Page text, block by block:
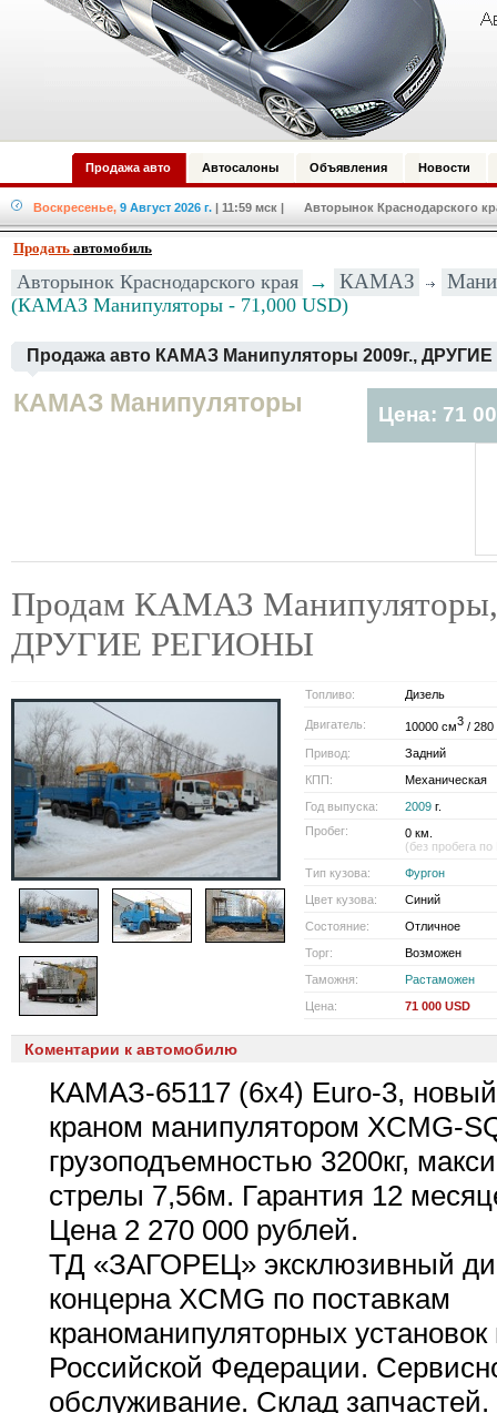
Продажа авто Автосалоны Объявления Новости
Воскресенье, 9 Август 2026 г. | 11:59 мск | Авторынок Краснодарского
Продать автомобиль
Авторынок Краснодарского края → КАМАЗ
(КАМАЗ Манипуляторы - 71,000 USD)
Продажа авто КАМАЗ Манипуляторы 2009г.,
КАМАЗ Манипуляторы Цена: 71
Продам КАМАЗ Манипуляторы,
ДРУГИЕ РЕГИОНЫ
Топливо: Дизель
Двигатель: 10000 см3 / 280
Привод:
Задний
КПП:
Механическая
Год выпуска:
2009 г.
Пробег:
0 км.
(без пробега
Тип кузова:
Фургон
Цвет кузова:
Синий
Состояние:
Отличное
Торг:
Возможен
Таможня:
Растаможен
Цена:
71 000 USD
Коментарии к автомобилю
КАМАЗ-65117 (6х4) Euro-3,
краном манипулятором XCMG-
грузоподъемностью 3200кг,
стрелы 7,56м. Гарантия 12
Цена 2 270 000 рублей.
ТД «ЗАГОРЕЦ» эксклюзивный
концерна XCMG по поставкам
краноманипуляторных
Российской Федерации.
обслуживание. Склад запчастей.